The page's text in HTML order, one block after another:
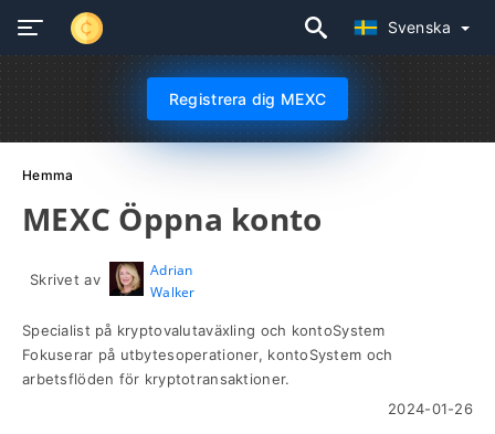
Svenska
Registrera dig MEXC
Hemma
MEXC Öppna konto
Skrivet av
Adrian
Walker
Specialist på kryptovalutaväxling och kontoSystem
Fokuserar på utbytesoperationer, kontoSystem och
arbetsflöden för kryptotransaktioner.
2024-01-26